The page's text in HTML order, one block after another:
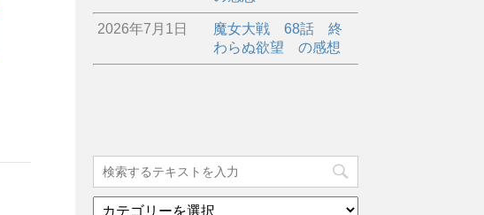
2026年7月1日
魔女大戦 68話 終
わらぬ欲望 の感想